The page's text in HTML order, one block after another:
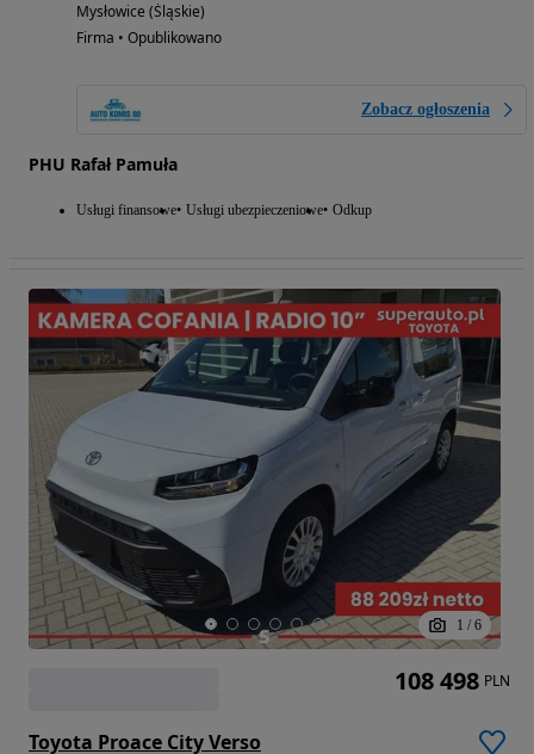
Mysłowice (Śląskie)
Firma • Opublikowano
Zobacz ogłoszenia
PHU Rafał Pamuła
Usługi finansowe Usługi ubezpieczeniowe Odkup
1 / 6
Toyota Proace City Verso
108 498 PLN